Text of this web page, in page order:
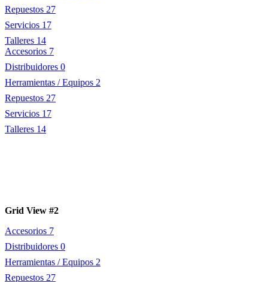
Repuestos 27
Servicios 17
Talleres 14
Accesorios 7
Distribuidores 0
Herramientas / Equipos 2
Repuestos 27
Servicios 17
Talleres 14
Grid View #2
Accesorios 7
Distribuidores 0
Herramientas / Equipos 2
Repuestos 27